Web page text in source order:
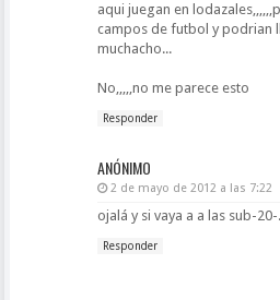
aqui juegan en
campos de futbol y podrian
muchacho...
No,,,,,no me parece esto
Responder
ANÓNIMO
2 de mayo de 2012 a las 7:22
ojalá y si vaya a a las sub-20-.
Responder